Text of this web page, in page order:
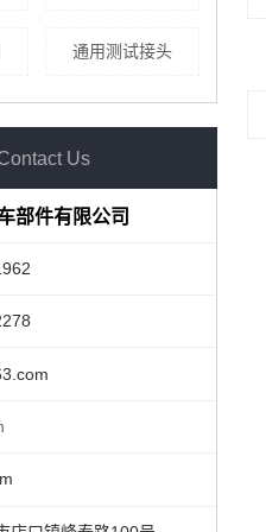
通用测试接头
Us
部件有限公司